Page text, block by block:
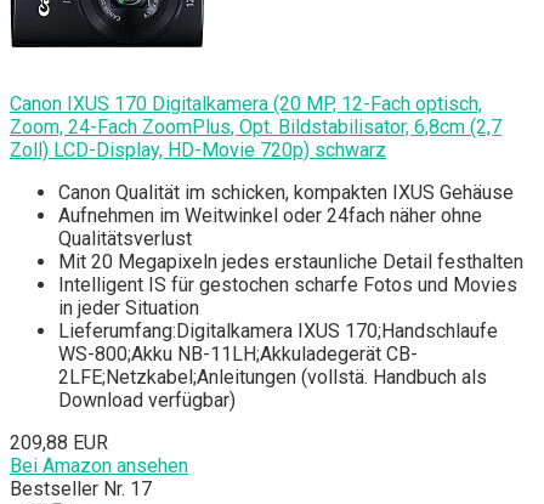
Canon IXUS 170 Digitalkamera (20 MP, 12-Fach optisch,
Zoom, 24-Fach ZoomPlus, Opt. Bildstabilisator, 6,8cm (2,7
Zoll) LCD-Display, HD-Movie 720p) schwarz
Canon Qualität im schicken, kompakten IXUS Gehäuse
Aufnehmen im Weitwinkel oder 24fach näher ohne
Qualitätsverlust
Mit 20 Megapixeln jedes erstaunliche Detail festhalten
Intelligent IS für gestochen scharfe Fotos und Movies
in jeder Situation
Lieferumfang:Digitalkamera IXUS 170;Handschlaufe
WS-800;Akku NB-11LH;Akkuladegerät CB-
2LFE;Netzkabel;Anleitungen (vollstä. Handbuch als
Download verfügbar)
209,88 EUR
Bei Amazon ansehen
Bestseller Nr. 17